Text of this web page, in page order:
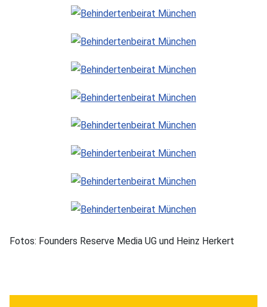
Fotos: Founders Reserve Media UG und Heinz Herkert